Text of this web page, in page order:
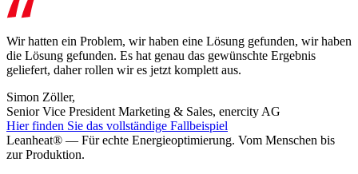
Wir hatten ein Problem, wir haben eine Lösung gefunden, wir haben
die Lösung gefunden. Es hat genau das gewünschte Ergebnis
geliefert, daher rollen wir es jetzt komplett aus.
Simon Zöller,
Senior Vice President Marketing & Sales, enercity AG
Hier finden Sie das vollständige Fallbeispiel
Leanheat® — Für echte Energieoptimierung. Vom Menschen bis
zur Produktion.